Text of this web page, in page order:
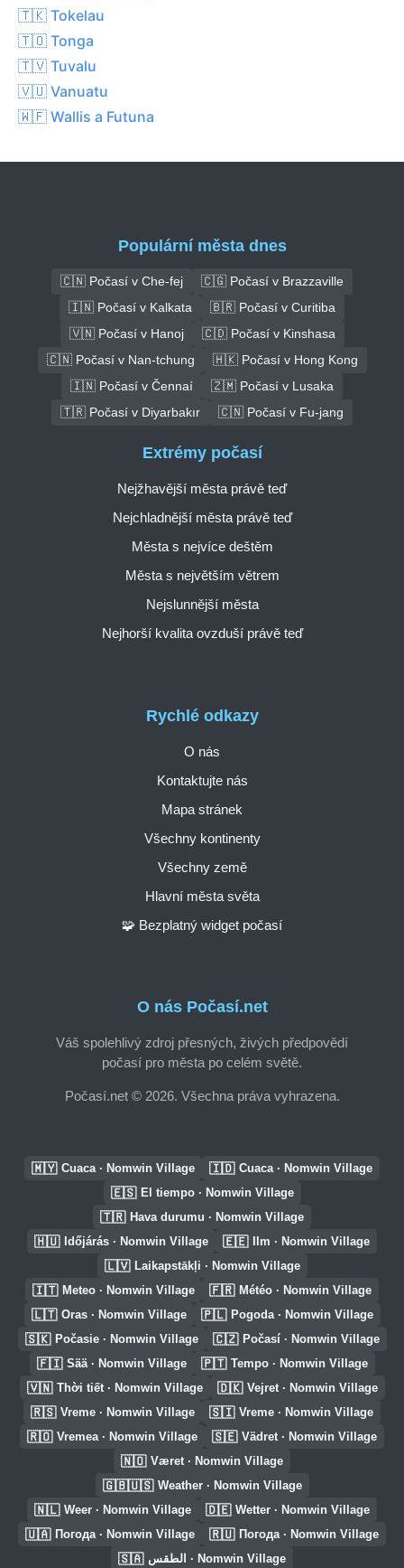
🇹🇰 Tokelau
🇹🇴 Tonga
🇹🇻 Tuvalu
🇻🇺 Vanuatu
🇼🇫 Wallis a Futuna
Populární města dnes
🇨🇳 Počasí v Che-fej
🇨🇬 Počasí v Brazzaville
🇮🇳 Počasí v Kalkata
🇧🇷 Počasí v Curitiba
🇻🇳 Počasí v Hanoj
🇨🇩 Počasí v Kinshasa
🇨🇳 Počasí v Nan-tchung
🇭🇰 Počasí v Hong Kong
🇮🇳 Počasí v Čennaí
🇿🇲 Počasí v Lusaka
🇹🇷 Počasí v Diyarbakır
🇨🇳 Počasí v Fu-jang
O nás Počasí.net
Váš spolehlivý zdroj přesných, živých předpovědí
počasí pro města po celém světě.
Počasí.net © 2026. Všechna práva vyhrazena.
Rychlé odkazy
O nás
Kontaktujte nás
Mapa stránek
Všechny kontinenty
Všechny země
Hlavní města světa
🧩 Bezplatný widget počasí
Extrémy počasí
Nejžhavější města právě teď
Nejchladnější města právě teď
Města s nejvíce deštěm
Města s největším větrem
Nejslunnější města
Nejhorší kvalita ovzduší právě teď
🇲🇾 Cuaca · Nomwin Village 🇮🇩 Cuaca · Nomwin Village
🇪🇸 El tiempo · Nomwin Village
🇹🇷 Hava durumu · Nomwin Village
🇭🇺 Időjárás · Nomwin Village 🇪🇪 Ilm · Nomwin Village
🇱🇻 Laikapstākļi · Nomwin Village
🇮🇹 Meteo · Nomwin Village 🇫🇷 Météo · Nomwin Village
🇱🇹 Oras · Nomwin Village 🇵🇱 Pogoda · Nomwin Village
🇸🇰 Počasie · Nomwin Village 🇨🇿 Počasí · Nomwin Village
🇫🇮 Sää · Nomwin Village 🇵🇹 Tempo · Nomwin Village
🇻🇳 Thời tiết · Nomwin Village 🇩🇰 Vejret · Nomwin Village
🇷🇸 Vreme · Nomwin Village 🇸🇮 Vreme · Nomwin Village
🇷🇴 Vremea · Nomwin Village 🇸🇪 Vädret · Nomwin Village
🇳🇴 Været · Nomwin Village
🇬🇧🇺🇸 Weather · Nomwin Village
🇳🇱 Weer · Nomwin Village 🇩🇪 Wetter · Nomwin Village
🇺🇦 Погода · Nomwin Village 🇷🇺 Погода · Nomwin Village
🇸🇦 الطقس · Nomwin Village